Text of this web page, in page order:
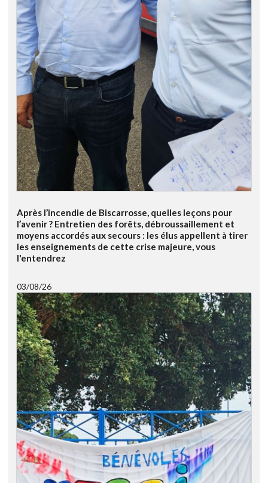
Après l’incendie de Biscarrosse, quelles leçons pour
l’avenir ? Entretien des forêts, débroussaillement et
moyens accordés aux secours : les élus appellent à tirer
les enseignements de cette crise majeure, vous
l'entendrez
03/08/26